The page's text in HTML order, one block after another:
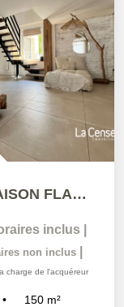
BAISIEUX- MAISON FLAMANDE COUP DE COEUR
inclus
non inclus
charge de l'acquéreur
150 m²